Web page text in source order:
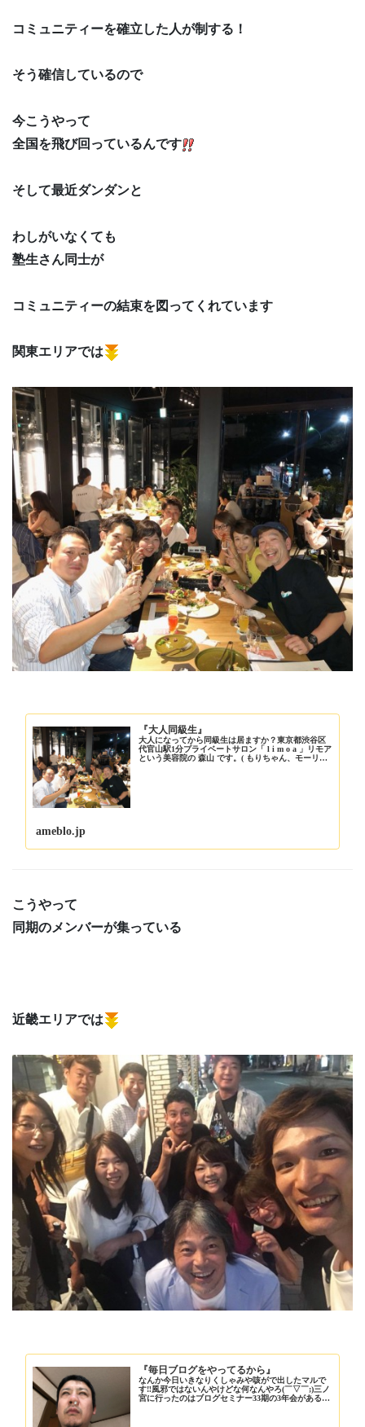
コミュニティーを確立した人が制する！
そう確信しているので
今こうやって
全国を飛び回っているんです
そして最近ダンダンと
わしがいなくても
塾生さん同士が
コミュニティーの結束を図ってくれています
関東エリアでは
『大人同級生』
大人になってから同級生は居ますか？東京都渋谷区
代官山駅1分プライベートサロン「 l i m o a 」リモア
という美容院の 森山 です。( もりちゃん、モーリ…
ameblo.jp
こうやって
同期のメンバーが集っている
近畿エリアでは
『毎日ブログをやってるから』
なんか今日いきなりくしゃみや咳がで出したマルで
す‼️風邪ではないんやけどな何なんやろ(￣▽￣;)三ノ
宮に行ったのはブログセミナー33期の3年会があると